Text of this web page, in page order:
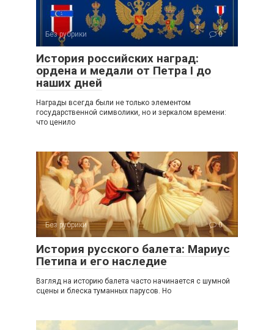
Без рубрики 0
История российских наград:
ордена и медали от Петра I до
наших дней
Награды всегда были не только элементом
государственной символики, но и зеркалом времени:
что ценило
Без рубрики 0
История русского балета: Мариус
Петипа и его наследие
Взгляд на историю балета часто начинается с шумной
сцены и блеска туманных парусов. Но